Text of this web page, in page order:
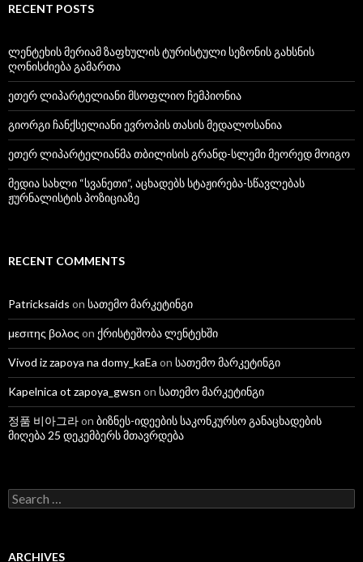
RECENT POSTS
ლენტეხის მერიამ ზაფხულის ტურისტული სეზონის გახსნის
ღონისძიება გამართა
ეთერ ლიპარტელიანი მსოფლიო ჩემპიონია
გიორგი ჩანქსელიანი ევროპის თასის მედალოსანია
ეთერ ლიპარტელიანმა თბილისის გრანდ-სლემი მეორედ მოიგო
მედია სახლი “სვანეთი“, აცხადებს სტაჟირება-სწავლებას
ჟურნალისტის პოზიციაზე
RECENT COMMENTS
Patricksaids on სათემო მარკეტინგი
μεσιτης βολος on ქრისტეშობა ლენტეხში
Vivod iz zapoya na domy_kaEa on სათემო მარკეტინგი
Kapelnica ot zapoya_gwsn on სათემო მარკეტინგი
정품 비아그라on ბიზნეს-იდეების საკონკურსო განაცხადების
მიღება 25 დეკემბერს მთავრდება
S
e
c
ARCHIVES